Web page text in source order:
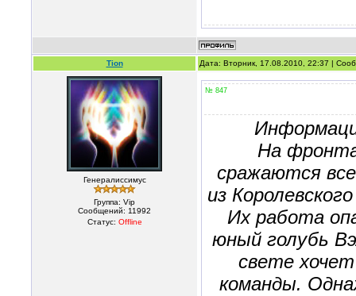
Tion Дата: Вторник, 17.08.2010, 22:37 |
Генералиссимус
Группа: Vip
Сообщений: 11992
Статус: Offline
№ 847
На
сражаются
из
Их работа
юный голубь
свете
команды.